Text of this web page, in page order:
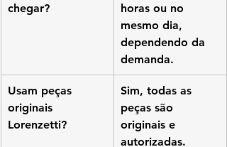
chegar?
horas ou no
mesmo dia,
dependendo da
demanda.
Usam peças
originais
Lorenzetti?
Sim, todas as
peças são
originais e
autorizadas.